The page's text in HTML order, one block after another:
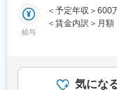
豊富で、保健師
◎ご希望に応じ
客先でのミーティ
きたら、在宅勤務
また、売上実績
タを活用し、ビ
Regional Pricing
度な分析を通じ
給与
＜予定年収＞600
＜賃金内訳＞月
あくまでも目安
ります。月給(月
気にな